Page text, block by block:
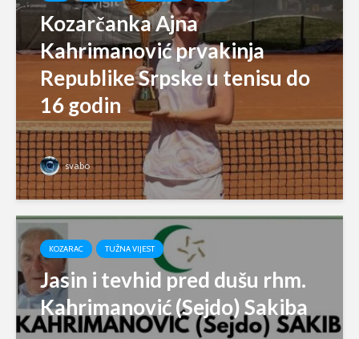
Kozarčanka Ajna
Kahrimanović prvakinja
Republike Srpske u tenisu do
16 godin
svabo
KOZARAC TUŽNA VIJEST
Jasin i tevhid pred dušu rhm.
Kahrimanović (Sejdo) Sakiba